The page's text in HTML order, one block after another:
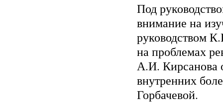
Под
внимание на
руководством
на проблемах
А.И. Кирсанова
внутренних
Горбачевой.